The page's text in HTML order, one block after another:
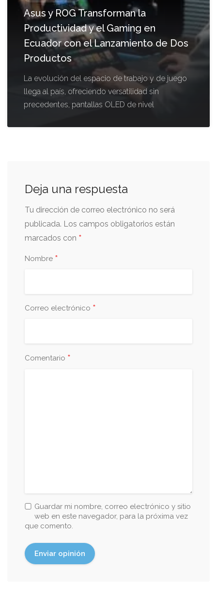
Asus y ROG Transforman la
Productividad y el Gaming en
Ecuador con el Lanzamiento de Dos
Productos
La evolución del espacio de trabajo y de juego
llega al país, ofreciendo versatilidad sin
precedentes, pantallas OLED de nivel
Deja una respuesta
Tu dirección de correo electrónico no será
publicada. Los campos obligatorios están
marcados con *
Nombre *
Correo electrónico *
Comentario *
Guardar mi nombre, correo electrónico y sitio
web en este navegador, para la próxima vez
que comento.